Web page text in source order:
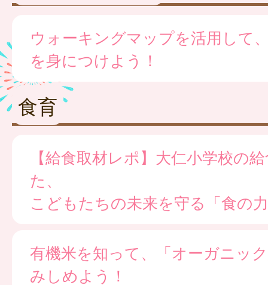
ウォーキングマップを活用して
を身につけよう！
食育
【給食取材レポ】大仁小学校の
た、
こどもたちの未来を守る「食の
有機米を知って、「オーガニッ
みしめよう！